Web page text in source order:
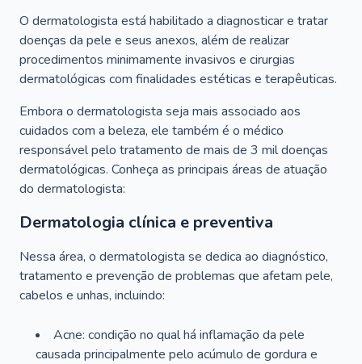
O dermatologista está habilitado a diagnosticar e tratar
doenças da pele e seus anexos, além de realizar
procedimentos minimamente invasivos e cirurgias
dermatológicas com finalidades estéticas e terapêuticas.
Embora o dermatologista seja mais associado aos
cuidados com a beleza, ele também é o médico
responsável pelo tratamento de mais de 3 mil doenças
dermatológicas. Conheça as principais áreas de atuação
do dermatologista:
Dermatologia clínica e preventiva
Nessa área, o dermatologista se dedica ao diagnóstico,
tratamento e prevenção de problemas que afetam pele,
cabelos e unhas, incluindo:
Acne: condição no qual há inflamação da pele
causada principalmente pelo acúmulo de gordura e